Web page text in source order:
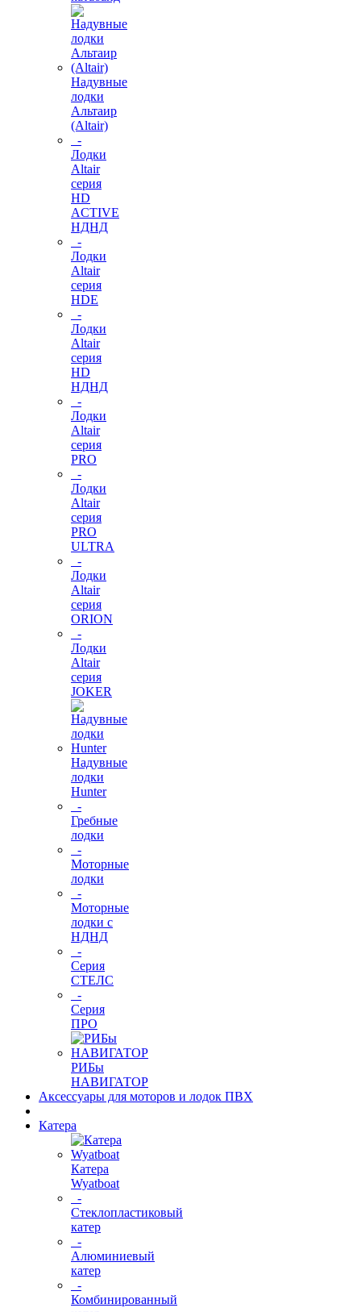
Надувные
лодки
Альтаир
(Altair)
-
Лодки
Altair
серия
HD
ACTIVE
НДНД
-
Лодки
Altair
серия
HDE
-
Лодки
Altair
серия
HD
НДНД
-
Лодки
Altair
серия
PRO
-
Лодки
Altair
серия
PRO
ULTRA
-
Лодки
Altair
серия
ORION
-
Лодки
Altair
серия
JOKER
Надувные
лодки
Hunter
-
Гребные
лодки
-
Моторные
лодки
-
Моторные
лодки с
НДНД
-
Серия
СТЕЛС
-
Серия
ПРО
РИБы
НАВИГАТОР
Аксессуары для моторов и лодок ПВХ
Катера
Катера
Wyatboat
-
Cтеклопластиковый
катер
-
Алюминиевый
катер
-
Комбинированный